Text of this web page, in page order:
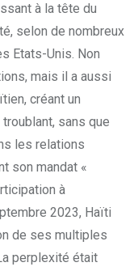
à la tête du
selon de nombreux
Etats-Unis. Non
mais il a aussi
créant un
sans que
les relations
son mandat «
à
2023, Haïti
de ses multiples
perplexité était